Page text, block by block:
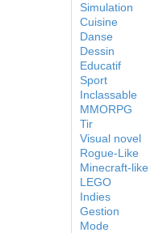
Simulation
Cuisine
Danse
Dessin
Educatif
Sport
Inclassable
MMORPG
Tir
Visual novel
Rogue-Like
Minecraft-like
LEGO
Indies
Gestion
Mode